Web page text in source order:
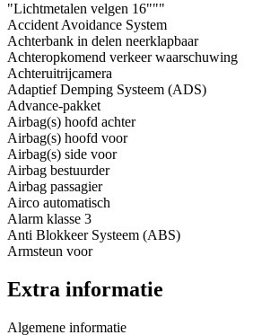
"Lichtmetalen velgen 16"""
Accident Avoidance System
Achterbank in delen neerklapbaar
Achteropkomend verkeer waarschuwing
Achteruitrijcamera
Adaptief Demping Systeem (ADS)
Advance-pakket
Airbag(s) hoofd achter
Airbag(s) hoofd voor
Airbag(s) side voor
Airbag bestuurder
Airbag passagier
Airco automatisch
Alarm klasse 3
Anti Blokkeer Systeem (ABS)
Armsteun voor
Extra informatie
Algemene informatie